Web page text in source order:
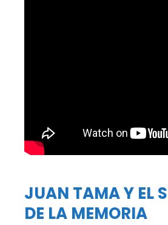
JUAN TAMA Y EL
DE LA MEMORIA